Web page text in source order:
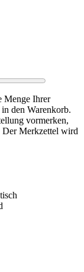
Menge Ihrer
den Warenkorb.
vormerken,
Der Merkzettel wird